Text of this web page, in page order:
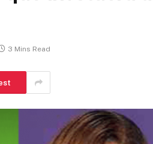
3 Mins Read